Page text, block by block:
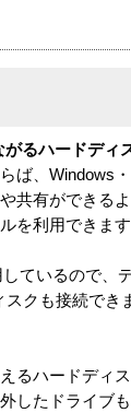
るハードディ
ば、Windows
共有ができる
を利用できます
ているので、
クも接続でき
るハードディ
したドライブ